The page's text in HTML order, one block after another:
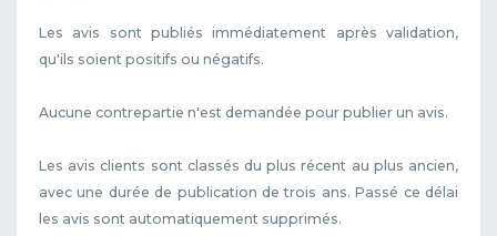
Les avis sont publiés immédiatement après validation,
qu'ils soient positifs ou négatifs.
Aucune contrepartie n'est demandée pour publier un avis.
Les avis clients sont classés du plus récent au plus ancien,
avec une durée de publication de trois ans. Passé ce délai
les avis sont automatiquement supprimés.